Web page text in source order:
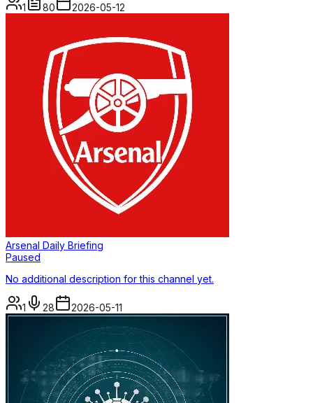
1 80 2026-05-12
Arsenal Daily Briefing
Paused
No additional description for this channel yet.
1 28 2026-05-11